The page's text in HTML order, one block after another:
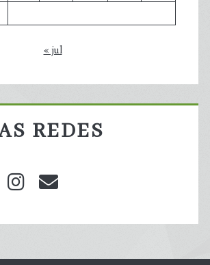
« jul
REDES
instagram